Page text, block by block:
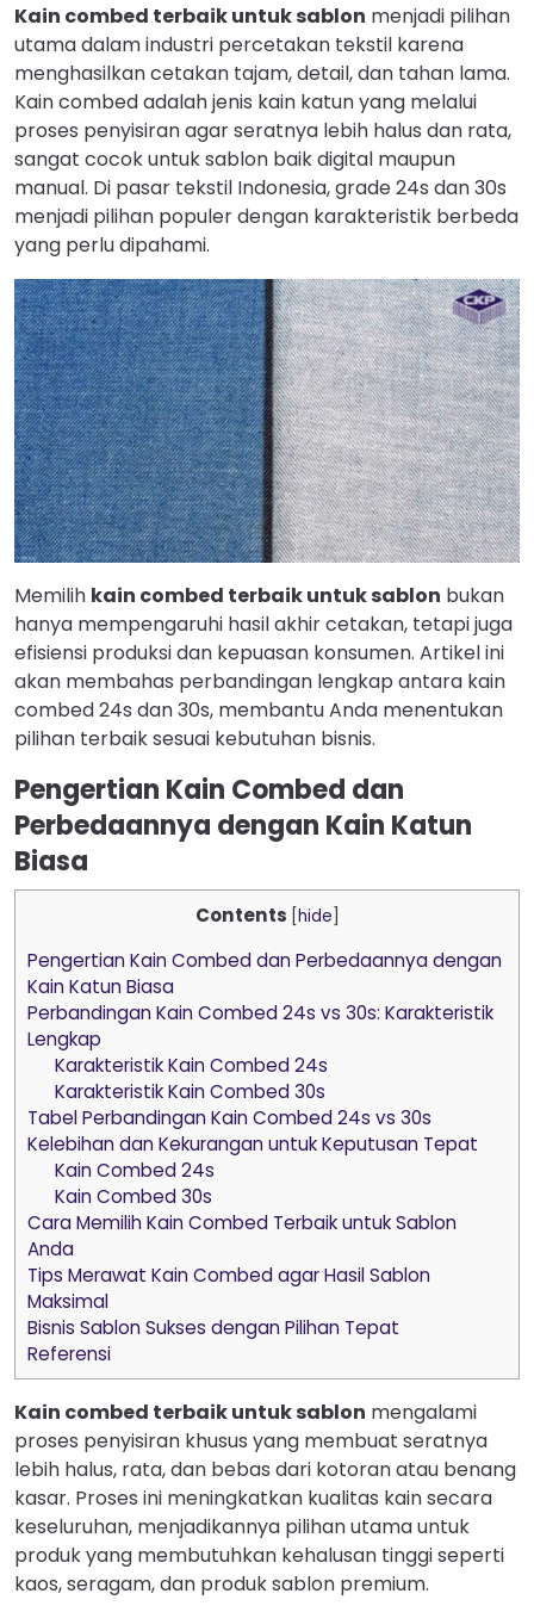
Kain combed terbaik untuk sablon menjadi pilihan
utama dalam industri percetakan tekstil karena
menghasilkan cetakan tajam, detail, dan tahan lama.
Kain combed adalah jenis kain katun yang melalui
proses penyisiran agar seratnya lebih halus dan rata,
sangat cocok untuk sablon baik digital maupun
manual. Di pasar tekstil Indonesia, grade 24s dan 30s
menjadi pilihan populer dengan karakteristik berbeda
yang perlu dipahami.
Memilih kain combed terbaik untuk sablon bukan
hanya mempengaruhi hasil akhir cetakan, tetapi juga
efisiensi produksi dan kepuasan konsumen. Artikel ini
akan membahas perbandingan lengkap antara kain
combed 24s dan 30s, membantu Anda menentukan
pilihan terbaik sesuai kebutuhan bisnis.
Pengertian Kain Combed dan
Perbedaannya dengan Kain Katun
Biasa
Contents hide
Pengertian Kain Combed dan Perbedaannya dengan
Kain Katun Biasa
Perbandingan Kain Combed 24s vs 30s: Karakteristik
Lengkap
Karakteristik Kain Combed 24s
Karakteristik Kain Combed 30s
Tabel Perbandingan Kain Combed 24s vs 30s
Kelebihan dan Kekurangan untuk Keputusan Tepat
Kain Combed 24s
Kain Combed 30s
Cara Memilih Kain Combed Terbaik untuk Sablon
Anda
Tips Merawat Kain Combed agar Hasil Sablon
Maksimal
Bisnis Sablon Sukses dengan Pilihan Tepat
Referensi
Kain combed terbaik untuk sablon mengalami
proses penyisiran khusus yang membuat seratnya
lebih halus, rata, dan bebas dari kotoran atau benang
kasar. Proses ini meningkatkan kualitas kain secara
keseluruhan, menjadikannya pilihan utama untuk
produk yang membutuhkan kehalusan tinggi seperti
kaos, seragam, dan produk sablon premium.